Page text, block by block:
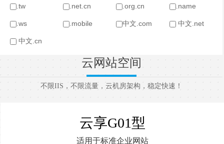
云享G01型
适用于标准企业网站
云网站空间
不限IIS，不限流量，云机房架构，稳定快速！
.tw .net.cn .org.cn .name
.ws .mobile 中文.com 中文.net
中文.cn